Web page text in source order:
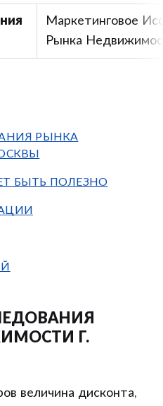
Маркетинговое
Рынка
РЫНКА
БЫТЬ ПОЛЕЗНО
Г.
величина дисконта,